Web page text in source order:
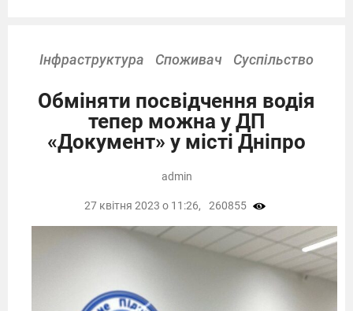
Інфраструктура Споживач Суспільство
Обміняти посвідчення водія
тепер можна у ДП
«Документ» у місті Дніпро
admin
27 квітня 2023 о 11:26, 260855